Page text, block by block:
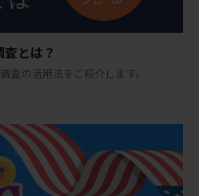
とは？
査の活用法をご紹介します。